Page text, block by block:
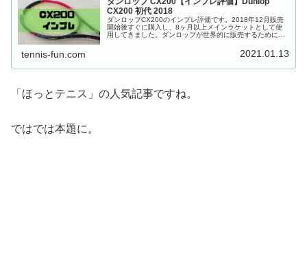
CX200 初代 2018
ダンロップCX200のインプレ評価です。2018年12月販売
開始後すぐに購入し、8ヶ月以上メインラケットとして使
用してきました。ダンロップが世界的に販売するために力
tennis-fun.com 2021.01.13
「ほっとテニス」の人気記事ですね。
ではでは本題に。